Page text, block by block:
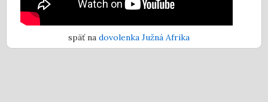
späť na dovolenka Južná Afrika